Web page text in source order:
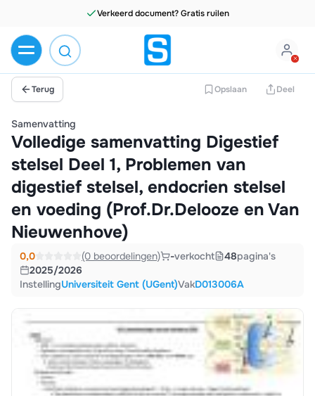
Terug Opslaan Deel
Samenvatting
Volledige samenvatting Digestief
stelsel Deel 1, Problemen van
digestief stelsel, endocrien stelsel
en voeding (Prof.Dr.Delooze en Van
Nieuwenhove)
0,0 (0 beoordelingen) -verkocht 48pagina's
2025/2026
InstellingUniversiteit Gent (UGent)VakD013006A